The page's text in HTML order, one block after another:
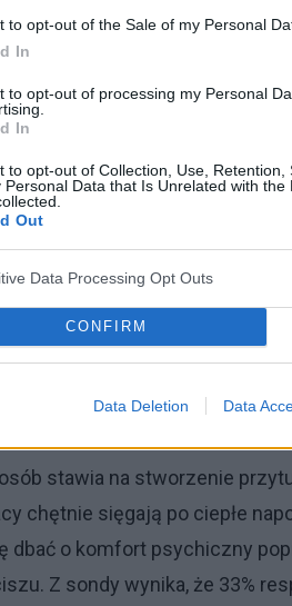
to opt-out of the Sale of my Personal
In
to opt-out of processing my Personal
In
to opt-out of Collection, Use, Retention,
Personal Data that Is Unrelated with the
Out
Data Processing Opt Outs
CONFIRM
Data Deletion Data
wymagają skupienia i
regularne ćwiczenia
deklaruje, że uczestnictwo
pozwala im oderwać
osób zaczyna w tym
pozwala im na osiągnięcie
stawia na stworzenie
chętnie sięgają po ciepłe
dbać o komfort psychiczny
Z sondy wynika, że 33%